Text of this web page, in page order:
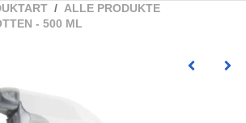
ALLE PRODUKTE
- 500 ML